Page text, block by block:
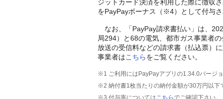
ジットカード決済を利用した際に徴収
をPayPayボーナス（※4）として付与
なお、「PayPay請求書払い」は、
局294）と68の電気、都市ガス事業者
放送の受信料などの請求書（払込票）
事業者はこちらをご覧ください。
※1 ご利用にはPayPayアプリの1.34.0バージョ
※2 納付書1枚当たりの納付金額が30万円以下
※3 付与率についてはこちらでご確認下さい。